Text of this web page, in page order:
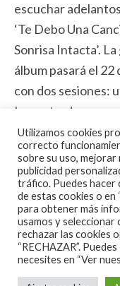
escuchar
‘Te Debo Una
Sonrisa Intacta’.
álbum pasará el
con dos sesiones:
Las entradas para
venta en
Entradas ya a la
Ticketmaster.es
Precios:20€
Política de
acompañados de
Utilizamos cookies
correcto
sobre su uso,
publicidad
tráfico. Puedes hacer
de estas cookies o en
para obtener más
usamos y seleccionar
rechazar las cookies
“RECHAZAR”.
necesites en “Ver